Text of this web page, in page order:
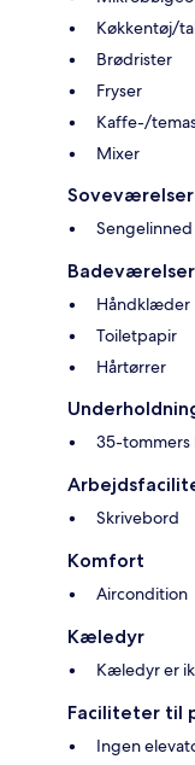
Køkkentøj/
Brødrister
Fryser
Kaffe-/
Mixer
Soveværelser
Sengelinned
Badeværelser
Håndklæder
Toiletpapir
Hårtørrer
35-tommers
Skrivebord
Komfort
Aircondition
Kæledyr
Kæledyr er
Faciliteter til
Ingen